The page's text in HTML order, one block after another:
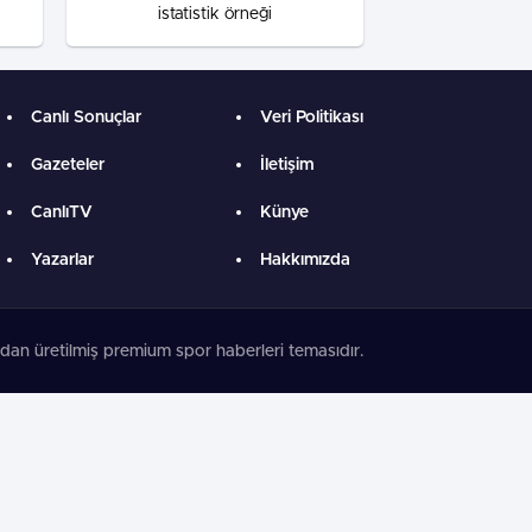
istatistik örneği
Canlı Sonuçlar
Gazeteler
CanlıTV
Yazarlar
Veri Politikası
İletişim
Künye
Hakkımızda
üretilmiş premium spor haberleri temasıdır.